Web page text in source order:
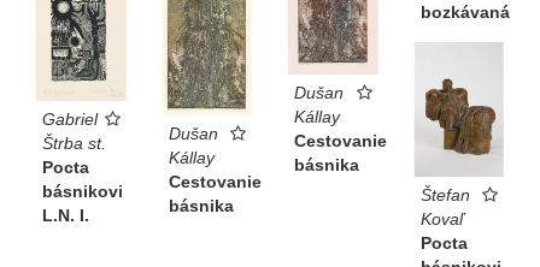
bozkávaná
Dušan
Kállay
Cestovanie
básnika
Gabriel
Štrba st.
Pocta
básnikovi
L.N. I.
Dušan
Kállay
Cestovanie
básnika
Štefan
Kovaľ
Pocta